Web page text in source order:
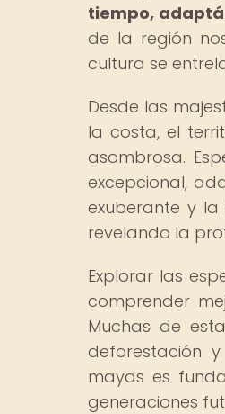
tiempo,
de la región
cultura se
Desde las
la costa, el
asombrosa.
excepcional,
exuberante y
revelando la
Explorar las
comprender
Muchas de
deforestación
mayas es
generaciones